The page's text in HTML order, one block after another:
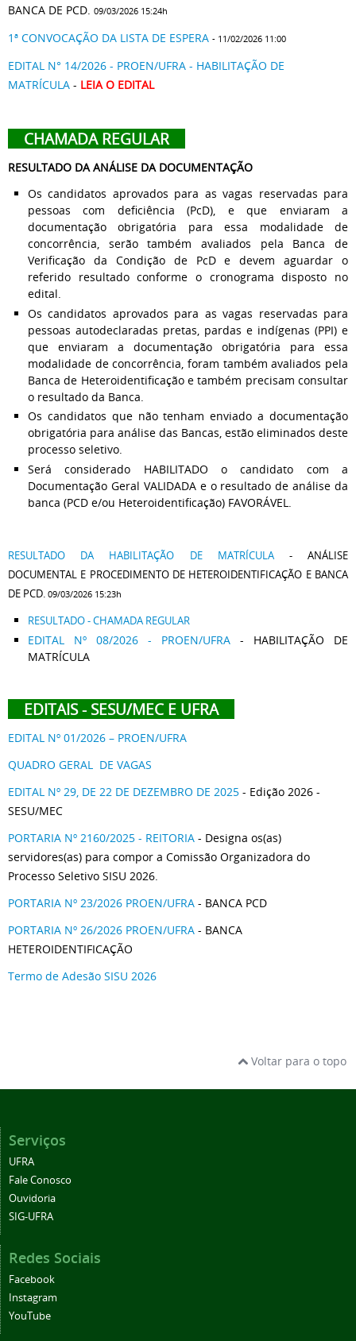
BANCA DE PCD. 09/03/2026 15:24h
1ª CONVOCAÇÃO DA LISTA DE ESPERA - 11/02/2026 11:00
EDITAL N° 14/2026 - PROEN/UFRA - HABILITAÇÃO DE
MATRÍCULA - LEIA O EDITAL
CHAMADA REGULAR
RESULTADO DA ANÁLISE DA DOCUMENTAÇÃO
Os candidatos aprovados para as vagas reservadas para
pessoas com deficiência (PcD), e que enviaram a
documentação obrigatória para essa modalidade de
concorrência, serão também avaliados pela Banca de
Verificação da Condição de PcD e devem aguardar o
referido resultado conforme o cronograma disposto no
edital.
Os candidatos aprovados para as vagas reservadas para
pessoas autodeclaradas pretas, pardas e indígenas (PPI) e
que enviaram a documentação obrigatória para essa
modalidade de concorrência, foram também avaliados pela
Banca de Heteroidentificação e também precisam consultar
o resultado da Banca.
Os candidatos que não tenham enviado a documentação
obrigatória para análise das Bancas, estão eliminados deste
processo seletivo.
Será considerado HABILITADO o candidato com a
Documentação Geral VALIDADA e o resultado de análise da
banca (PCD e/ou Heteroidentificação) FAVORÁVEL.
RESULTADO DA HABILITAÇÃO DE MATRÍCULA- ANÁLISE
DOCUMENTAL E PROCEDIMENTO DE HETEROIDENTIFICAÇÃO E BANCA
DE PCD. 09/03/2026 15:23h
RESULTADO - CHAMADA REGULAR
EDITAL Nº 08/2026 - PROEN/UFRA - HABILITAÇÃO DE
MATRÍCULA
EDITAIS - SESU/MEC E UFRA
EDITAL Nº 01/2026 – PROEN/UFRA
QUADRO GERAL DE VAGAS
EDITAL Nº 29, DE 22 DE DEZEMBRO DE 2025 - Edição 2026 -
SESU/MEC
PORTARIA Nº 2160/2025 - REITORIA - Designa os(as)
servidores(as) para compor a Comissão Organizadora do
Processo Seletivo SISU 2026.
PORTARIA Nº 23/2026 PROEN/UFRA - BANCA PCD
PORTARIA Nº 26/2026 PROEN/UFRA - BANCA
HETEROIDENTIFICAÇÃO
Termo de Adesão SISU 2026
Voltar para o topo
Serviços
UFRA
Fale Conosco
Ouvidoria
SIG-UFRA
Redes Sociais
Facebook
Instagram
YouTube